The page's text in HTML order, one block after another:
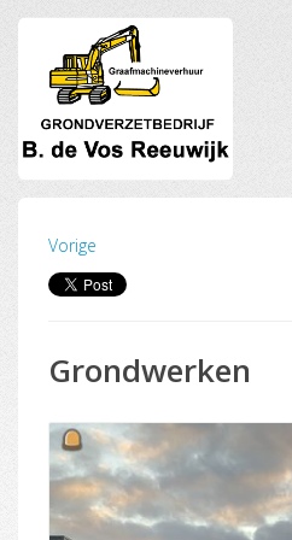
Vorige
Grondwerken